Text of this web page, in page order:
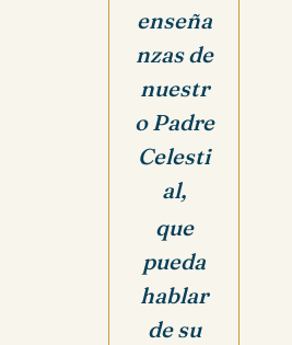
enseña
nzas de
nuestr
o Padre
Celesti
al,
que
pueda
hablar
de su